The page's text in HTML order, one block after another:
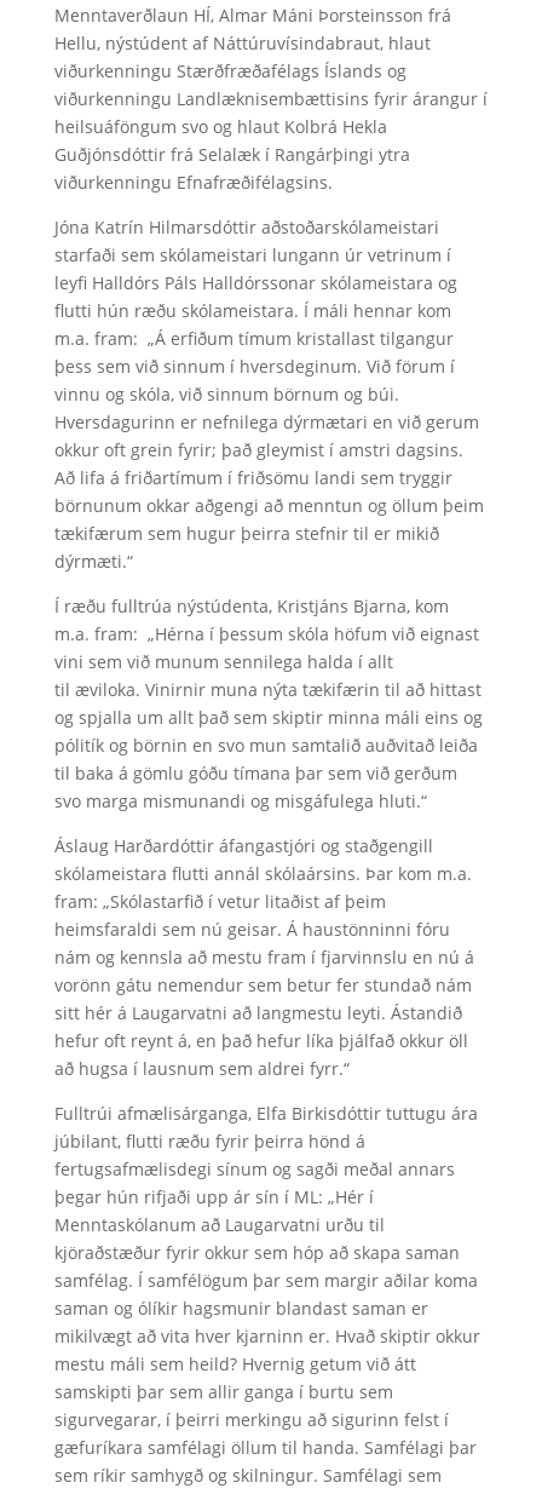
Menntaverðlaun HÍ, Almar Máni Þorsteinsson frá
Hellu, nýstúdent af Náttúruvísindabraut, hlaut
viðurkenningu Stærðfræðafélags Íslands og
viðurkenningu Landlæknisembættisins fyrir árangur í
heilsuáföngum svo og hlaut Kolbrá Hekla
Guðjónsdóttir frá Selalæk í Rangárþingi ytra
viðurkenningu Efnafræðifélagsins.
Jóna Katrín Hilmarsdóttir aðstoðarskólameistari
starfaði sem skólameistari lungann úr vetrinum í
leyfi Halldórs Páls Halldórssonar skólameistara og
flutti hún ræðu skólameistara. Í máli hennar kom
m.a. fram: „Á erfiðum tímum kristallast tilgangur
þess sem við sinnum í hversdeginum. Við förum í
vinnu og skóla, við sinnum börnum og búi.
Hversdagurinn er nefnilega dýrmætari en við gerum
okkur oft grein fyrir; það gleymist í amstri dagsins.
Að lifa á friðartímum í friðsömu landi sem tryggir
börnunum okkar aðgengi að menntun og öllum þeim
tækifærum sem hugur þeirra stefnir til er mikið
dýrmæti.“
Í ræðu fulltrúa nýstúdenta, Kristjáns Bjarna, kom
m.a. fram: „Hérna í þessum skóla höfum við eignast
vini sem við munum sennilega halda í allt
til æviloka. Vinirnir muna nýta tækifærin til að hittast
og spjalla um allt það sem skiptir minna máli eins og
pólitík og börnin en svo mun samtalið auðvitað leiða
til baka á gömlu góðu tímana þar sem við gerðum
svo marga mismunandi og misgáfulega hluti.“
Áslaug Harðardóttir áfangastjóri og staðgengill
skólameistara flutti annál skólaársins. Þar kom m.a.
fram: „Skólastarfið í vetur litaðist af þeim
heimsfaraldi sem nú geisar. Á haustönninni fóru
nám og kennsla að mestu fram í fjarvinnslu en nú á
vorönn gátu nemendur sem betur fer stundað nám
sitt hér á Laugarvatni að langmestu leyti. Ástandið
hefur oft reynt á, en það hefur líka þjálfað okkur öll
að hugsa í lausnum sem aldrei fyrr.“
Fulltrúi afmælisárganga, Elfa Birkisdóttir tuttugu ára
júbilant, flutti ræðu fyrir þeirra hönd á
fertugsafmælisdegi sínum og sagði meðal annars
þegar hún rifjaði upp ár sín í ML: „Hér í
Menntaskólanum að Laugarvatni urðu til
kjöraðstæður fyrir okkur sem hóp að skapa saman
samfélag. Í samfélögum þar sem margir aðilar koma
saman og ólíkir hagsmunir blandast saman er
mikilvægt að vita hver kjarninn er. Hvað skiptir okkur
mestu máli sem heild? Hvernig getum við átt
samskipti þar sem allir ganga í burtu sem
sigurvegarar, í þeirri merkingu að sigurinn felst í
gæfuríkara samfélagi öllum til handa. Samfélagi þar
sem ríkir samhygð og skilningur. Samfélagi sem